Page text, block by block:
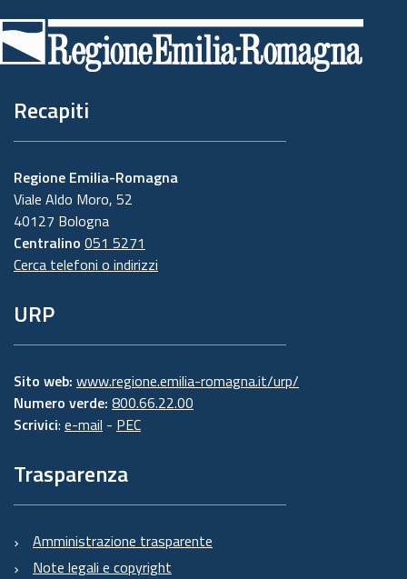
di
pagina
Recapiti
Regione Emilia-Romagna
Viale Aldo Moro, 52
40127 Bologna
Centralino 051 5271
Cerca telefoni o indirizzi
URP
Sito web: www.regione.emilia-romagna.it/urp/
Numero verde: 800.66.22.00
Scrivici: e-mail - PEC
Trasparenza
Amministrazione trasparente
Note legali e copyright